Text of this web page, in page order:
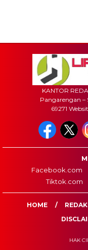
KANTOR
Pangarengan
69271
Facebook.com
Tiktok.com
HOME
HAK